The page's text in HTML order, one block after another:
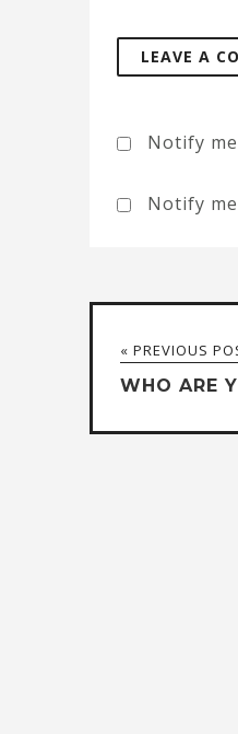
Notify
Notify
« PREVIOUS
WHO ARE